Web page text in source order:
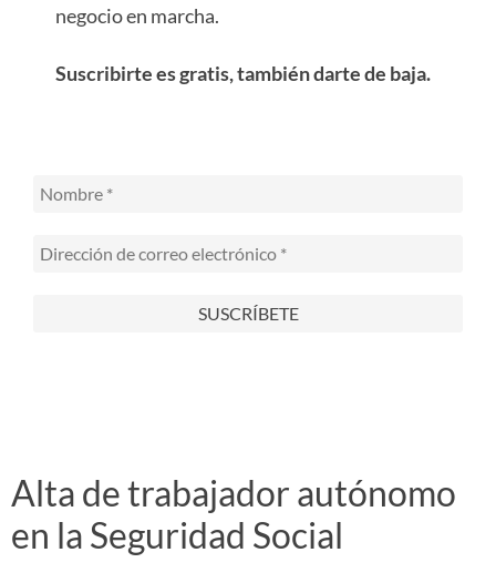
negocio en marcha.
Suscribirte es gratis, también darte de baja.
Alta de trabajador autónomo
en la Seguridad Social